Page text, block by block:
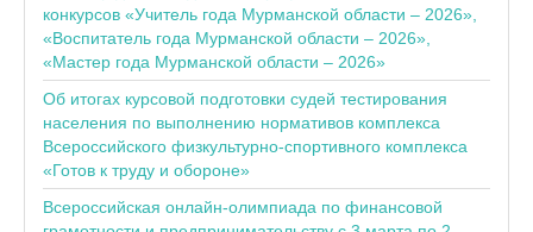
конкурсов «Учитель года Мурманской области – 2026»,
«Воспитатель года Мурманской области – 2026»,
«Мастер года Мурманской области – 2026»
Об итогах курсовой подготовки судей тестирования
населения по выполнению нормативов комплекса
Всероссийского физкультурно-спортивного комплекса
«Готов к труду и обороне»
Всероссийская онлайн-олимпиада по финансовой